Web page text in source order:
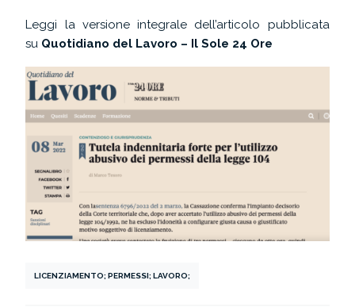
Leggi la versione integrale dell’articolo pubblicata
su Quotidiano del Lavoro – Il Sole 24 Ore
LICENZIAMENTO; PERMESSI; LAVORO;